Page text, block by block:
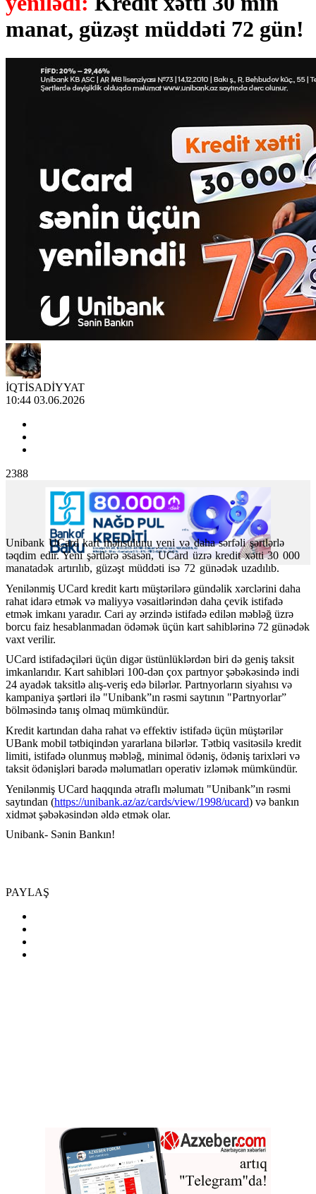
manat, güzəşt müddəti 72 gün!
İQTİSADİYYAT
10:44 03.06.2026
2388
Unibank UCardkart məhsulunu yeni və daha sərfəli şərtlərlə
təqdim edir.Yeni şərtlərə əsasən,UCard üzrə kredit xətti 30 000
manatadək artırılıb, güzəşt müddəti isə 72 günədək uzadılıb.
Yenilənmiş UCard kredit kartı müştərilərə gündəlik xərclərini daha
rahat idarə etmək və maliyyə vəsaitlərindən daha çevik istifadə
etmək imkanı yaradır. Cari ay ərzində istifadə edilən məbləğ üzrə
borcu faiz hesablanmadan ödəmək üçün kart sahiblərinə 72 günədək
vaxt verilir.
UCard istifadəçiləri üçün digər üstünlüklərdən biri də geniş taksit
imkanlarıdır. Kart sahibləri 100-dən çox partnyor şəbəkəsində indi
24 ayadək taksitlə alış-veriş edə bilərlər. Partnyorların siyahısı və
kampaniya şərtləri ilə "Unibank”ın rəsmi saytının "Partnyorlar”
bölməsində tanış olmaq mümkündür.
Kredit kartından daha rahat və effektiv istifadə üçün müştərilər
UBank mobil tətbiqindən yararlana bilərlər. Tətbiq vasitəsilə kredit
limiti, istifadə olunmuş məbləğ, minimal ödəniş, ödəniş tarixləri və
taksit ödənişləri barədə məlumatları operativ izləmək mümkündür.
Yenilənmiş UCard haqqında ətraflı məlumatı "Unibank”ın rəsmi
saytından (https://unibank.az/az/cards/view/1998/ucard) və bankın
xidmət şəbəkəsindən əldə etmək olar.
Unibank- Sənin Bankın!
PAYLAŞ